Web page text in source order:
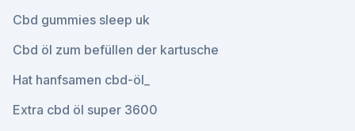
Cbd gummies sleep uk
Cbd öl zum befüllen der kartusche
Hat hanfsamen cbd-öl_
Extra cbd öl super 3600